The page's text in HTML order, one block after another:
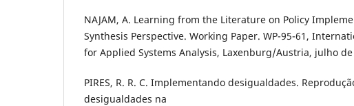
NAJAM, A. Learning from the Literature on Policy
Synthesis Perspective. Working Paper. WP-95-61,
for Applied Systems Analysis, Laxenburg/Austria, julho de
PIRES, R. R. C. Implementando desigualdades.
desigualdades na